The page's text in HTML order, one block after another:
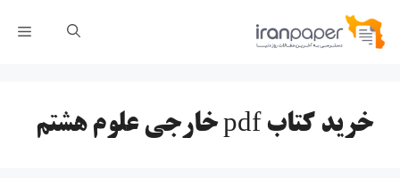
پرش
خرید کتاب pdf خارجی علوم هشتم